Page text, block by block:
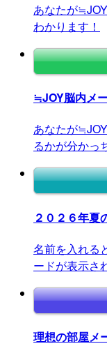
あなたが
わかります！
≒JOY脳内メ
あなたが
るかが分かっ
２０２６年夏
名前を入れる
ードが表示さ
理想の部屋メ